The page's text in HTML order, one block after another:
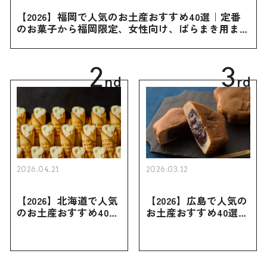
【2026】福岡で人気のお土産おすすめ40選｜定番
のお菓子から福岡限定、女性向け、ばらまき用まで
2nd
2026.04.21
【2026】北海道で人気
のお土産おすすめ40選
買えない限定品、女性
3rd
2026.03.12
【2026】広島で人気の
お土産おすすめ40選｜
き用、女性向けまで幅